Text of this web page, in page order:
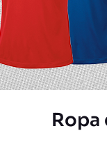
Ropa